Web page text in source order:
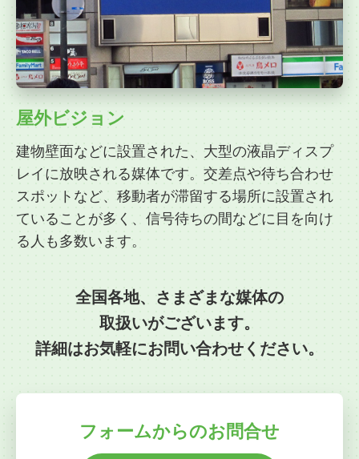
屋外ビジョン
建物壁面などに設置された、大型の液晶ディスプ
レイに放映される媒体です。交差点や待ち合わせ
スポットなど、移動者が滞留する場所に設置され
ていることが多く、信号待ちの間などに目を向け
る人も多数います。
全国各地、さまざまな媒体の
取扱いがございます。
詳細はお気軽にお問い合わせください。
フォームからのお問合せ